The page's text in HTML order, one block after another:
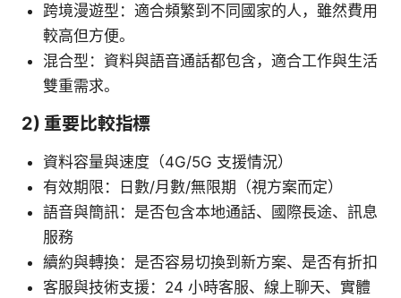
跨境漫遊型：適合頻繁到不同國家的人，雖然費用
較高但方便。
混合型：資料與語音通話都包含，適合工作與生活
雙重需求。
2) 重要比較指標
資料容量與速度（4G/5G 支援情況）
有效期限：日數/月數/無限期（視方案而定）
語音與簡訊：是否包含本地通話、國際長途、訊息
服務
續約與轉換：是否容易切換到新方案、是否有折扣
客服與技術支援：24 小時客服、線上聊天、實體